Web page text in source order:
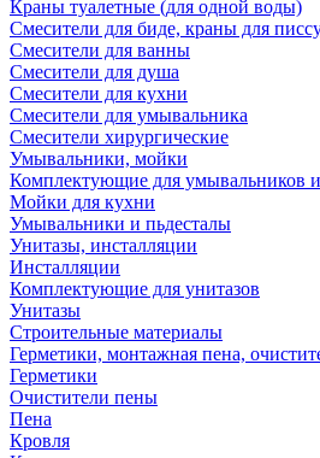
Краны туалетные (для одной воды)
Смесители для биде, краны для
Смесители для ванны
Смесители для душа
Смесители для кухни
Смесители для умывальника
Смесители хирургические
Умывальники, мойки
Комплектующие для умывальников
Мойки для кухни
Умывальники и пьдесталы
Унитазы, инсталляции
Инсталляции
Комплектующие для унитазов
Унитазы
Строительные материалы
Герметики, монтажная пена,
Герметики
Очистители пены
Пена
Кровля